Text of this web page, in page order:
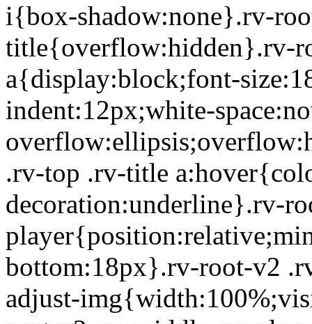
i{box-shadow:none}.rv-
title{overflow:hidden}.rv-
a{display:block;font-
indent:12px;white-
.rv-top .rv-title
decoration:underline}.rv-
bottom:18px}.rv-root-v2
adjust-